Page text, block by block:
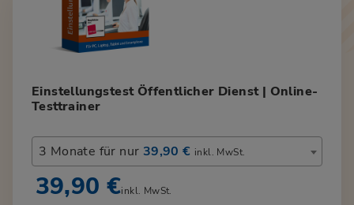
Einstellungstest Öffentlicher Dienst | Online-
Testtrainer
3 Monate für nur 39,90 € inkl. MwSt.
39,90 €inkl. MwSt.